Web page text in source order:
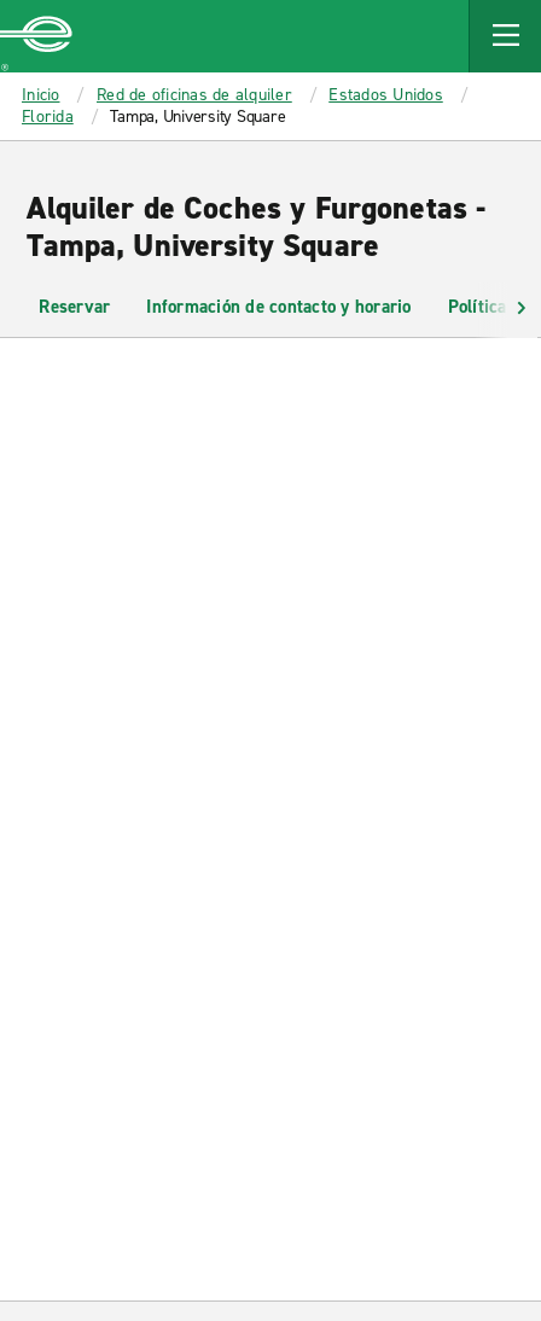
MAIN
CONTENT
Enterprise
Inicio Red de oficinas de alquiler
Estados Unidos
Florida
Tampa, University Square
Alquiler de Coches y Furgonetas -
Tampa, University Square
Reservar Información de contacto y horario Políticas